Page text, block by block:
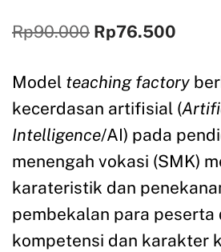
Rp90.000 Rp76.500
Model teaching factory
kecerdasan artifisial (
Intelligence/AI) pada
menengah vokasi (SMK)
karateristik dan
pembekalan para peserta
kompetensi dan karakter